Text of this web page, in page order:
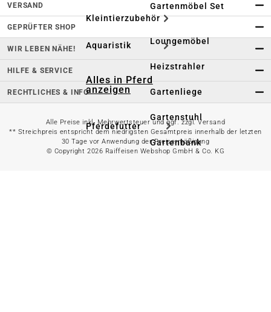
Kleintierzubehör
Aquaristik
Alles in Pferd
anzeigen
Pferdefutter
Stallbedarf
Gartenmöbel Set
Loungemöbel
Heizstrahler
Gartenliege
Gartenstuhl
Gartenbank
VERSAND
GEPRÜFTER SHOP
WIR LEBEN NÄHE!
HILFE & SERVICE
RECHTLICHES & INFO
Alle Preise inkl. Mehrwertsteuer und ggf. zzgl. Versand
** Streichpreis entspricht dem niedrigsten Gesamtpreis innerhalb der letzten
30 Tage vor Anwendung der Preisermäßigung
© Copyright 2026 Raiffeisen Webshop GmbH & Co. KG